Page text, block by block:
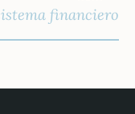
financiero